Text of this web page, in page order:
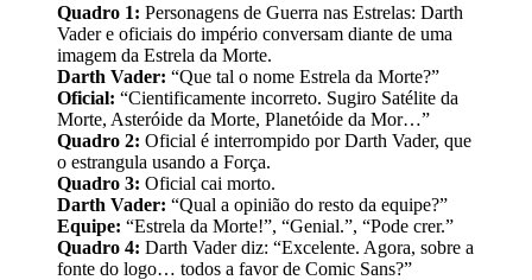
Quadro 1: Personagens de Guerra nas Estrelas: Darth
Vader e oficiais do império conversam diante de uma
imagem da Estrela da Morte.
Darth Vader: “Que tal o nome Estrela da Morte?”
Oficial: “Cientificamente incorreto. Sugiro Satélite da
Morte, Asteróide da Morte, Planetóide da Mor…”
Quadro 2: Oficial é interrompido por Darth Vader, que
o estrangula usando a Força.
Quadro 3: Oficial cai morto.
Darth Vader: “Qual a opinião do resto da equipe?”
Equipe: “Estrela da Morte!”, “Genial.”, “Pode crer.”
Quadro 4: Darth Vader diz: “Excelente. Agora, sobre a
fonte do logo… todos a favor de Comic Sans?”